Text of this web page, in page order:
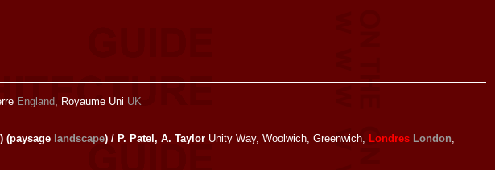
England, Royaume Uni UK
(paysage landscape) / P. Patel, A. Taylor Unity Way, Woolwich, Greenwich, Londres London,